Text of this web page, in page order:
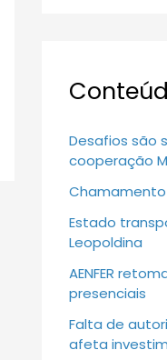
Desafios são
cooperação
Estado
Leopoldina
AENFER
presenciais
Falta de
afeta